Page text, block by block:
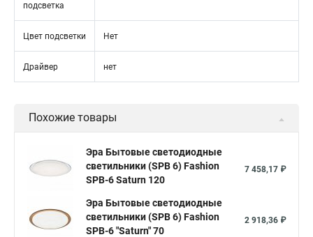
подсветка
Цвет подсветки Нет
Драйвер нет
Похожие товары
Эра Бытовые светодиодные
светильники (SPB 6) Fashion
SPB-6 Saturn 120
7 458,17 ₽
Эра Бытовые светодиодные
светильники (SPB 6) Fashion
SPB-6 "Saturn" 70
2 918,36 ₽